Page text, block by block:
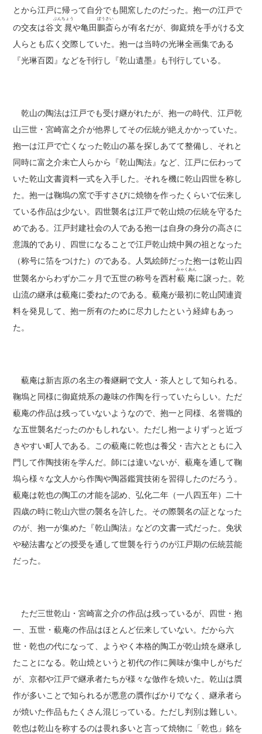
とから江戸に帰って自分でも開窯したのだった。抱一の江戸で
の交友は谷文晁
ぶんちょう
や亀田鵬斎
ぼうさい
らが有名だが、御庭焼を手がける文
人らとも広く交際していた。抱一は当時の光琳全画集である
『光琳百図』などを刊行し『乾山遺墨』も刊行している。
乾山の陶法は江戸でも受け継がれたが、抱一の時代、江戸乾
山三世・宮崎富之介が他界してその伝統が絶えかかっていた。
抱一は江戸で亡くなった乾山の墓を探しあてて整備し、それと
同時に富之介未亡人らから『乾山陶法』など、江戸に伝わって
いた乾山文書資料一式を入手した。それを機に乾山四世を称し
た。抱一は鞠塢の窯で手すさびに焼物を作ったくらいで伝来し
ている作品は少ない。四世襲名は江戸で乾山焼の伝統を守るた
めである。江戸封建社会の人である抱一は自身の身分の高さに
意識的であり、四世になることで江戸乾山焼中興の祖となった
（称号に箔をつけた）のである。人気絵師だった抱一は乾山四
世襲名からわずか二ヶ月で五世の称号を西村藐庵
みゃくあん
に譲った。乾
山流の継承は藐庵に委ねたのである。藐庵が最初に乾山関連資
料を発見して、抱一所有のために尽力したという経緯もあっ
た。
藐庵は新吉原の名主の養継嗣で文人・茶人として知られる。
鞠塢と同様に御庭焼系の趣味の作陶を行っていたらしい。ただ
藐庵の作品は残っていないようなので、抱一と同様、名誉職的
な五世襲名だったのかもしれない。ただし抱一よりずっと近づ
きやすい町人である。この藐庵に乾也は養父・吉六とともに入
門して作陶技術を学んだ。師には違いないが、藐庵を通して鞠
塢ら様々な文人から作陶や陶器鑑賞技術を習得したのだろう。
藐庵は乾也の陶工の才能を認め、弘化二年（一八四五年）二十
四歳の時に乾山六世の襲名を許した。その際襲名の証となった
のが、抱一が集めた『乾山陶法』などの文書一式だった。免状
や秘法書などの授受を通して世襲を行うのが江戸期の伝統芸能
だった。
ただ三世乾山・宮崎富之介の作品は残っているが、四世・抱
一、五世・藐庵の作品はほとんど伝来していない。だから六
世・乾也の代になって、ようやく本格的陶工が乾山焼を継承し
たことになる。乾山焼というと初代の作に興味が集中しがちだ
が、京都や江戸で継承者たちが様々な倣作を焼いた。乾山は贋
作が多いことで知られるが悪意の贋作ばかりでなく、継承者ら
が焼いた作品もたくさん混じっている。ただし判別は難しい。
乾也は乾山を称するのは畏れ多いと言って焼物に「乾也」銘を